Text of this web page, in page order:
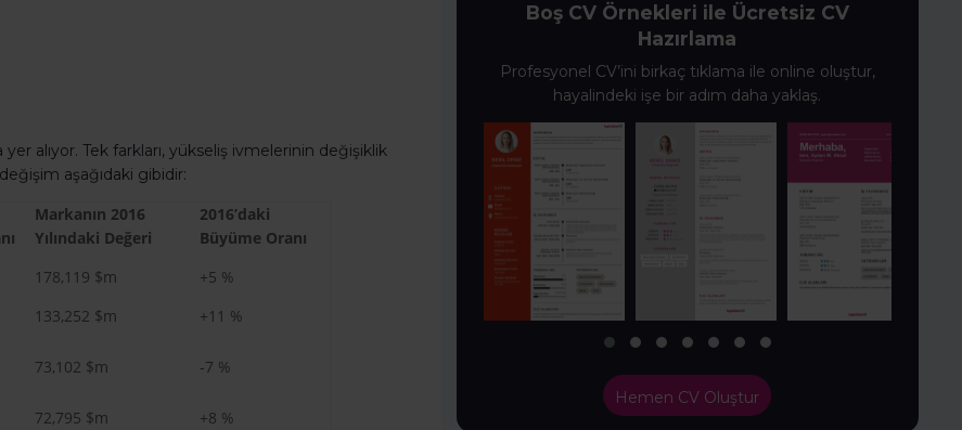
alıyor. Tek farkları, yükseliş ivmelerinin değişiklik
aşağıdaki gibidir:
Markanın 2016
Yılındaki Değeri
2016’daki
Büyüme Oranı
178,119 $m
+5 %
133,252 $m +11 %
73,102 $m -7 %
72,795 $m +8 %
Boş CV Örnekleri ile Ücretsiz CV
Hazırlama
Profesyonel CV’ini birkaç tıklama ile online oluştur,
hayalindeki işe bir adım daha yaklaş.
Hemen CV Oluştur